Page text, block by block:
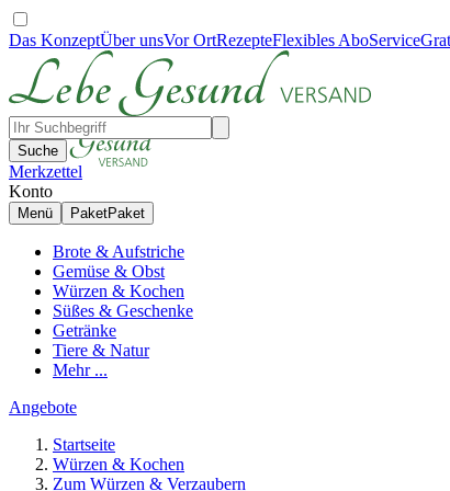
Das KonzeptÜber unsVor OrtRezepteFlexibles AboService
Suche
Merkzettel
Konto
Menü PaketPaket
Brote & Aufstriche
Gemüse & Obst
Würzen & Kochen
Süßes & Geschenke
Getränke
Tiere & Natur
Mehr ...
Angebote
Startseite
Würzen & Kochen
Zum Würzen & Verzaubern